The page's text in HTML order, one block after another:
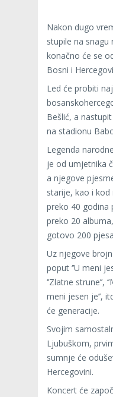
Nakon dugo
stupile na
konačno će se
Bosni i
Led će probiti
Bešlić, a
na stadionu
Legenda
je od umjetnika
a njegove
starije, kao i kod
preko 40 godina
preko 20
gotovo 200
Uz njegove
poput ‘’U meni
‘’Zlatne strune’’,
meni jesen je’’,
će generacije.
Svojim
Ljubuškom,
sumnje će
Hercegovini.
Koncert će